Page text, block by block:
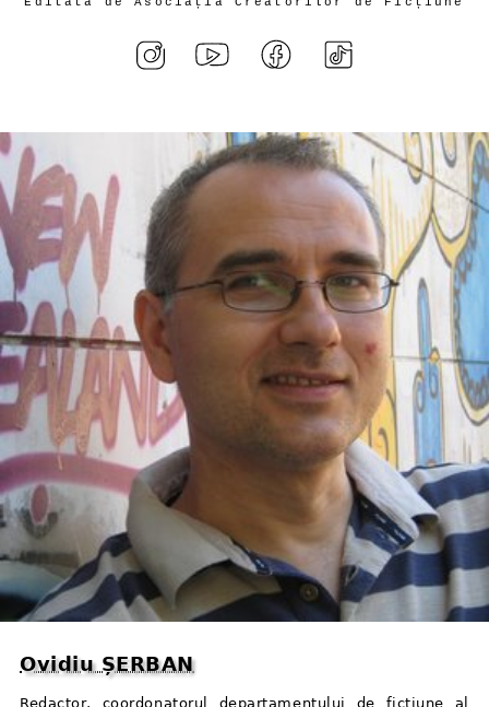
Ovidiu ȘERBAN
Redactor, coordonatorul departamentului de ficțiune al